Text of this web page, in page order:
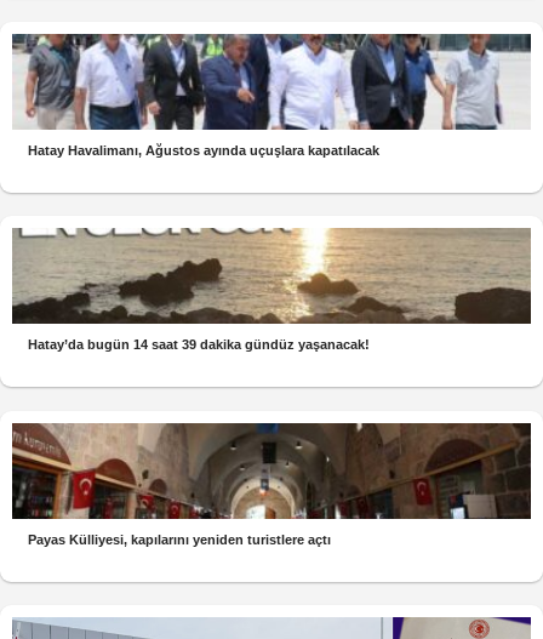
Hatay Havalimanı, Ağustos ayında uçuşlara kapatılacak
Hatay’da bugün 14 saat 39 dakika gündüz yaşanacak!
Payas Külliyesi, kapılarını yeniden turistlere açtı